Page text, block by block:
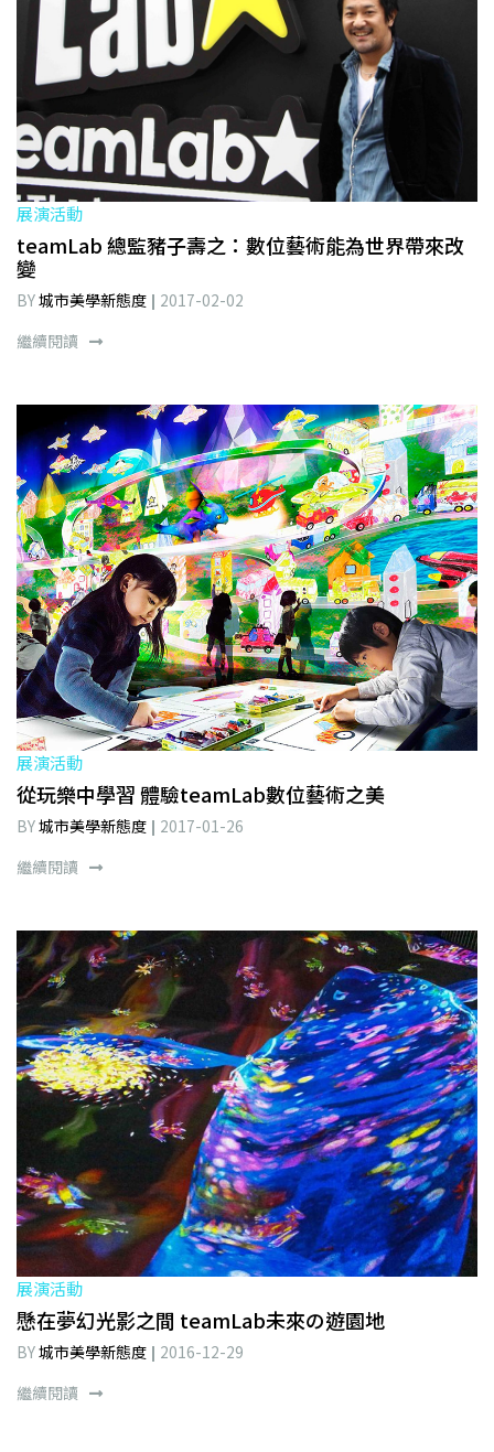
展演活動
teamLab 總監豬子壽之：數位藝術能為世界帶來改
變
BY城市美學新態度
2017-02-02
繼續閱讀
展演活動
從玩樂中學習 體驗teamLab數位藝術之美
BY城市美學新態度
2017-01-26
繼續閱讀
展演活動
懸在夢幻光影之間 teamLab未來の遊園地
BY城市美學新態度
2016-12-29
繼續閱讀